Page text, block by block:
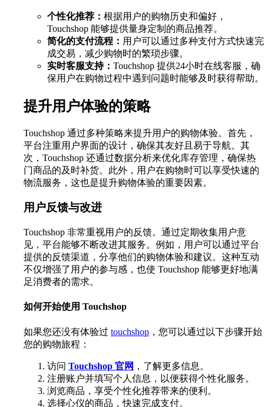
个性化推荐： 根据用户的购物历史和偏好，
Touchshop 能够提供量身定制的商品推荐。
简化的支付流程： 用户可以通过多种支付方式快速完
成交易，减少购物时的繁琐步骤。
实时客服支持： Touchshop 提供24小时在线客服，确
保用户在购物过程中遇到问题时能够及时获得帮助。
提升用户体验的策略
Touchshop 通过多种策略来提升用户的购物体验。首先，
平台注重用户界面的设计，确保其友好且易于导航。其
次，Touchshop 还通过数据分析来优化库存管理，确保热
门商品的及时补货。此外，用户在购物时可以享受快速的
物流服务，这也是提升购物体验的重要因素。
用户反馈与改进
Touchshop 非常重视用户的反馈。通过定期收集用户意
见，平台能够不断改进其服务。例如，用户可以通过平台
提供的反馈渠道，分享他们的购物体验和建议。这种互动
不仅增强了用户的参与感，也使 Touchshop 能够更好地满
足消费者的需求。
如何开始使用 Touchshop
如果您还没有体验过 touchshop ，您可以通过以下步骤开始
您的购物旅程：
访问 Touchshop 官网 ，了解更多信息。
注册账户并填写个人信息，以便获得个性化服务。
浏览商品，享受个性化推荐带来的便利。
选择心仪的商品，快速完成支付。